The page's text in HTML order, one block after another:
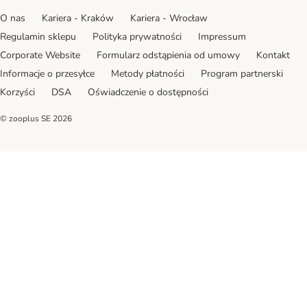
O nas Kariera - Kraków
Kariera - Wrocław
Regulamin sklepu
Polityka prywatności
Impressum
Corporate Website
Formularz odstąpienia od umowy
Kontakt
Informacje o przesyłce
Metody płatności
Program partnerski
Korzyści
DSA Oświadczenie o dostępności
© zooplus SE 2026